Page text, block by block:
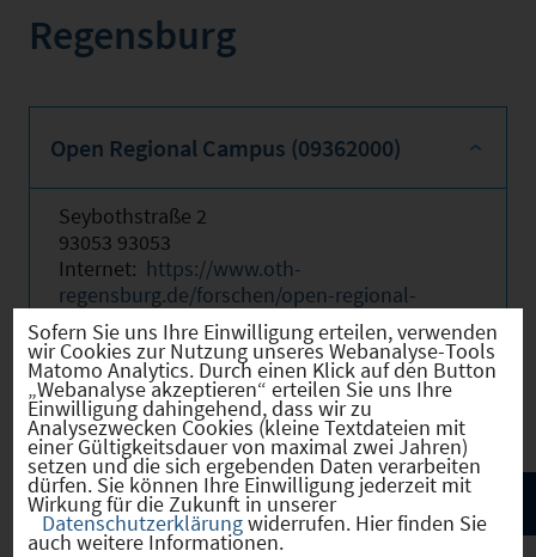
Regensburg
Open Regional Campus (09362000)
Seybothstraße 2
93053 93053
Internet: https://www.oth-
regensburg.de/forschen/open-regional-
campus
Telefon: 0941-943-70375
E-Mail:ute.johnunterburger@oth-
regensburg.de
Sofern Sie uns Ihre Einwilligung erteilen, verwenden
wir Cookies zur Nutzung unseres Webanalyse-Tools
Matomo Analytics. Durch einen Klick auf den Button
„Webanalyse akzeptieren“ erteilen Sie uns Ihre
Einwilligung dahingehend, dass wir zu
Analysezwecken Cookies (kleine Textdateien mit
einer Gültigkeitsdauer von maximal zwei Jahren)
setzen und die sich ergebenden Daten verarbeiten
dürfen. Sie können Ihre Einwilligung jederzeit mit
Wirkung für die Zukunft in unserer
Datenschutzerklärungwiderrufen. Hier finden Sie
auch weitere Informationen.